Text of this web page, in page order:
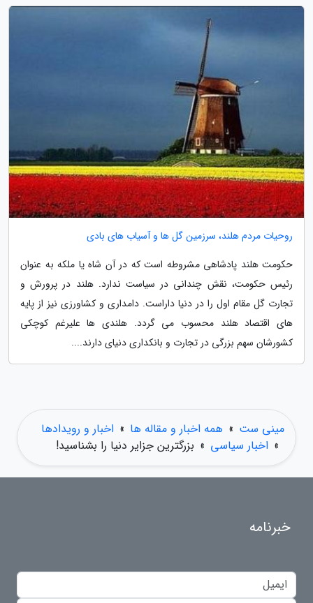
روحیات مردم هلند، سرزمین گل ها و آسیاب های بادی
حکومت هلند پادشاهی مشروطه است که در آن شاه یا ملکه به عنوان
رئیس حکومت، نقش چندانی در سیاست ندارد. هلند در پرورش و
تجارت گل مقام اول را در دنیا داراست. دامداری و کشاورزی نیز از پایه
های اقتصاد هلند محسوب می گردد. هلندی ها علیرغم کوچکی
کشورشان سهم بزرگی در تجارت و بانکداری دنیای دارند....
مینی ست » همه اخبار و مقاله ها » اخبار و رویدادها
» اخبار سیاسی » بزرگترین جزایر دنیا را بشناسید!
خبرنامه